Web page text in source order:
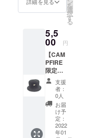
ス商
品。受
となり
ます。
※ご支援
の数量
によっ
て盤面
の色が
「今回
の限定
色」に
する可
能性が
ありま
す。多
詳細を見る を
選
択
す
る
5,5
00 円
【CAM
PFIRE
限定盤
面カ
ラーバ
ケット
ハット/
ブラッ
ク】 メ
ンズ・
支援
者：
0人
お届
け予
定：
2022
年01